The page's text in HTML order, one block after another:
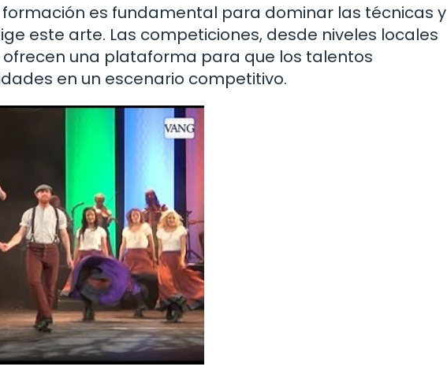
es fundamental para dominar las técnicas y
este arte. Las competiciones, desde niveles locales
una plataforma para que los talentos
en un escenario competitivo.